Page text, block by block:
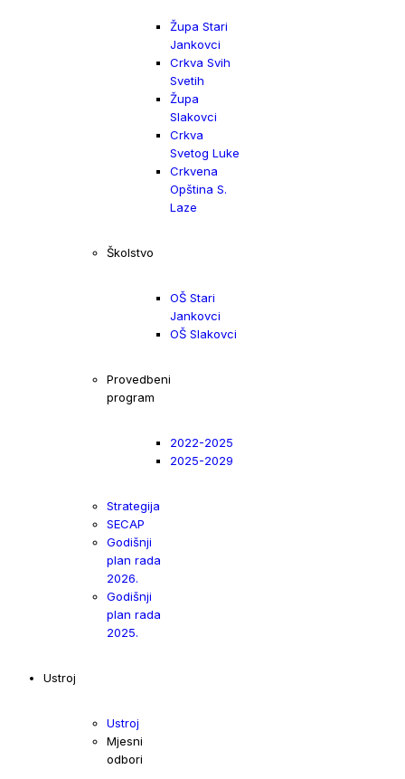
Župa Stari
Jankovci
Crkva Svih
Svetih
Župa
Slakovci
Crkva
Svetog Luke
Crkvena
Opština S.
Laze
Školstvo
OŠ Stari
Jankovci
OŠ Slakovci
Provedbeni
program
2022-2025
2025-2029
Strategija
SECAP
Godišnji
plan rada
2026.
Godišnji
plan rada
2025.
Ustroj
Ustroj
Mjesni
odbori